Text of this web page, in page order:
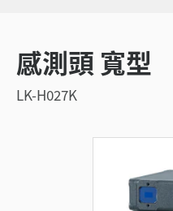
感測頭 寬型
LK-H027K